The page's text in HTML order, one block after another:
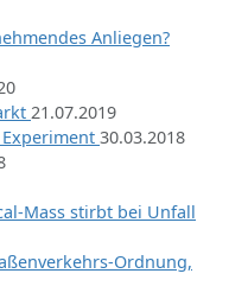
Anliegen?
21.07.2019
30.03.2018
Mass stirbt bei Unfall
Ordnung,